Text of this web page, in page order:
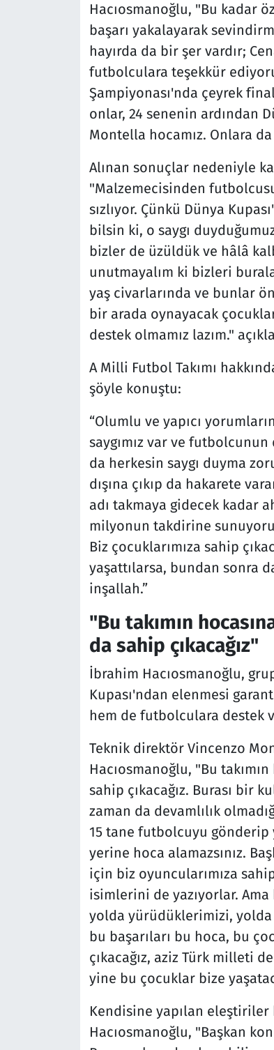
Hacıosmanoğlu, "Bu kadar
başarı yakalayarak
hayırda da bir şer vardır;
futbolculara teşekkür
Şampiyonası'nda çeyrek
onlar, 24 senenin ardından
Montella hocamız. Onlara
Alınan sonuçlar nedeniyle
"Malzemecisinden
sızlıyor. Çünkü Dünya
bilsin ki, o saygı
bizler de üzüldük ve hâlâ
unutmayalım ki bizleri
yaş civarlarında ve bunlar
bir arada oynayacak
destek olmamız lazım."
A Milli Futbol Takımı
şöyle konuştu:
“Olumlu ve yapıcı
saygımız var ve
da herkesin saygı duyma
dışına çıkıp da hakarete
adı takmaya gidecek kadar
milyonun takdirine
Biz çocuklarımıza sahip
yaşattılarsa, bundan sonra
inşallah.”
"Bu takımın
da sahip çıkacağız"
İbrahim Hacıosmanoğlu,
Kupası'ndan elenmesi
hem de futbolculara destek
Teknik direktör Vincenzo
Hacıosmanoğlu, "Bu
sahip çıkacağız. Burası bir
zaman da devamlılık
15 tane futbolcuyu gönderip
yerine hoca alamazsınız.
için biz oyuncularımıza
isimlerini de yazıyorlar.
yolda yürüdüklerimizi, yolda
bu başarıları bu hoca, bu
çıkacağız, aziz Türk milleti
yine bu çocuklar bize
Kendisine yapılan eleştiriler
Hacıosmanoğlu, "Başkan